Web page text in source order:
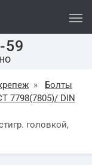
59
»
Болты
7798(7805)/ DIN
головкой,